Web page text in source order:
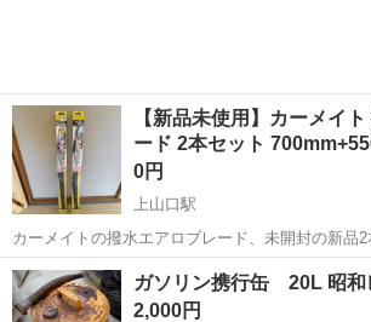
【新品未使用】カーメイ
ード 2本セット
0円
上山口駅
カーメイトの撥水エアロブレード、未開封の新品2本
VU70(長さ700mm) ・VU55(長さ550mm) 純正スタイルのエアロタイプ
で、隅々までしっかり拭き取れて雨をしっかり弾
で...
山口 山口市 上山口駅 その他
ガソリン携行缶 20L 昭
2,000円